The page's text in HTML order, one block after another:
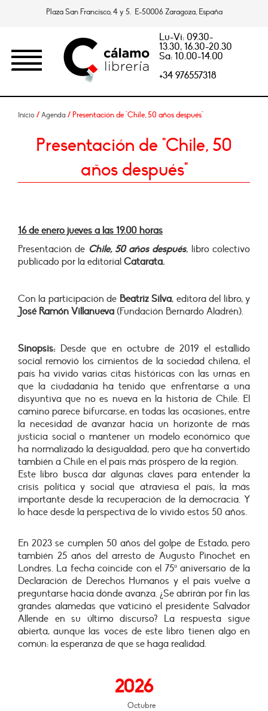
Plaza San Francisco, 4 y 5. E-50006 Zaragoza, España
Lu-Vi: 09.30-
13.30, 16.30-20.30
Sa: 10.00-14.00
+34 976557318
Inicio / Agenda / Presentación de "Chile, 50 años después"
Presentación de "Chile, 50
años después"
16 de enero jueves a las 19.00 horas
Presentación de Chile, 50 años después, libro colectivo
publicado por la editorial Catarata.
Con la participación de Beatriz Silva, editora del libro, y
José Ramón Villanueva (Fundación Bernardo Aladrén).
Sinopsis:Desde que en octubre de 2019 el estallido
social removió los cimientos de la sociedad chilena, el
país ha vivido varias citas históricas con las urnas en
que la ciudadanía ha tenido que enfrentarse a una
disyuntiva que no es nueva en la historia de Chile. El
camino parece bifurcarse, en todas las ocasiones, entre
la necesidad de avanzar hacia un horizonte de más
justicia social o mantener un modelo económico que
ha normalizado la desigualdad, pero que ha convertido
también a Chile en el país más próspero de la región.
Este libro busca dar algunas claves para entender la
crisis política y social que atraviesa el país, la más
importante desde la recuperación de la democracia. Y
lo hace desde la perspectiva de lo vivido estos 50 años.
En 2023 se cumplen 50 años del golpe de Estado, pero
también 25 años del arresto de Augusto Pinochet en
Londres. La fecha coincide con el 75º aniversario de la
Declaración de Derechos Humanos y el país vuelve a
preguntarse hacia dónde avanza. ¿Se abrirán por fin las
grandes alamedas que vaticinó el presidente Salvador
Allende en su último discurso? La respuesta sigue
abierta, aunque las voces de este libro tienen algo en
común: la esperanza de que se haga realidad.
2026
Octubre